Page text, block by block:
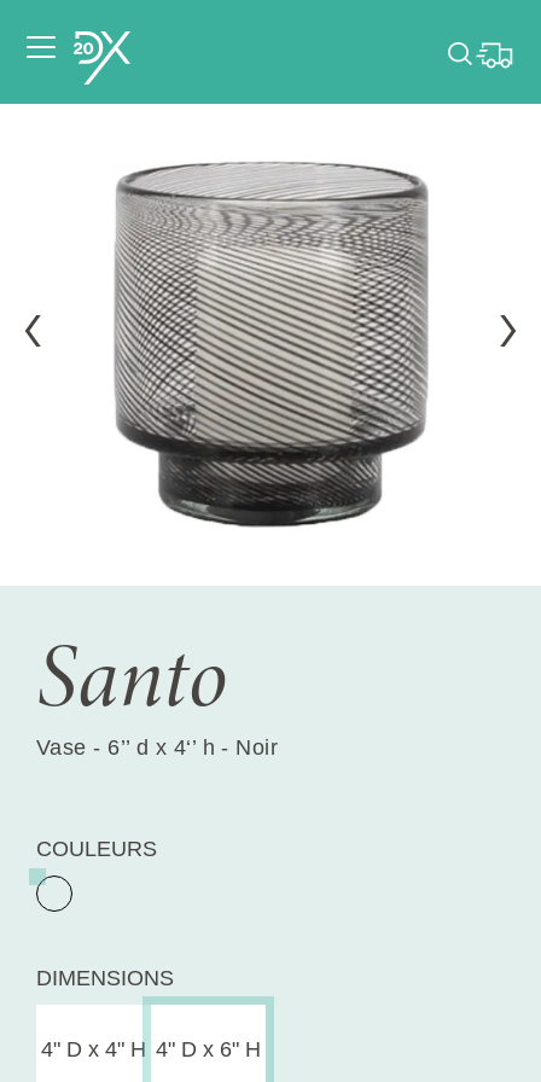
dates de votre
événement.
Choisir mes dates
Santo
Vase - 6’’ d x 4‘’ h - Noir
COULEURS
DIMENSIONS
4" D x 4" H 4" D x 6" H